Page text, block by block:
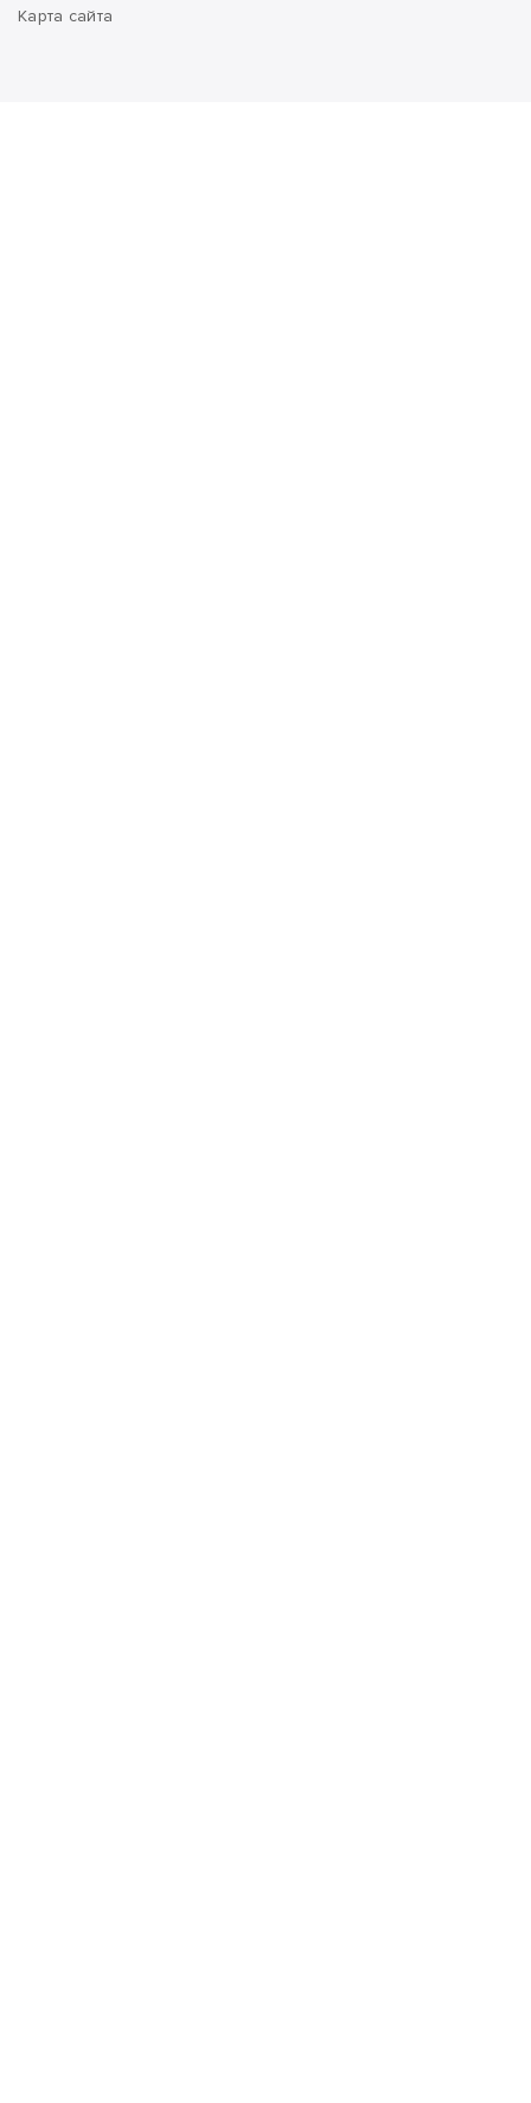
Карта сайта